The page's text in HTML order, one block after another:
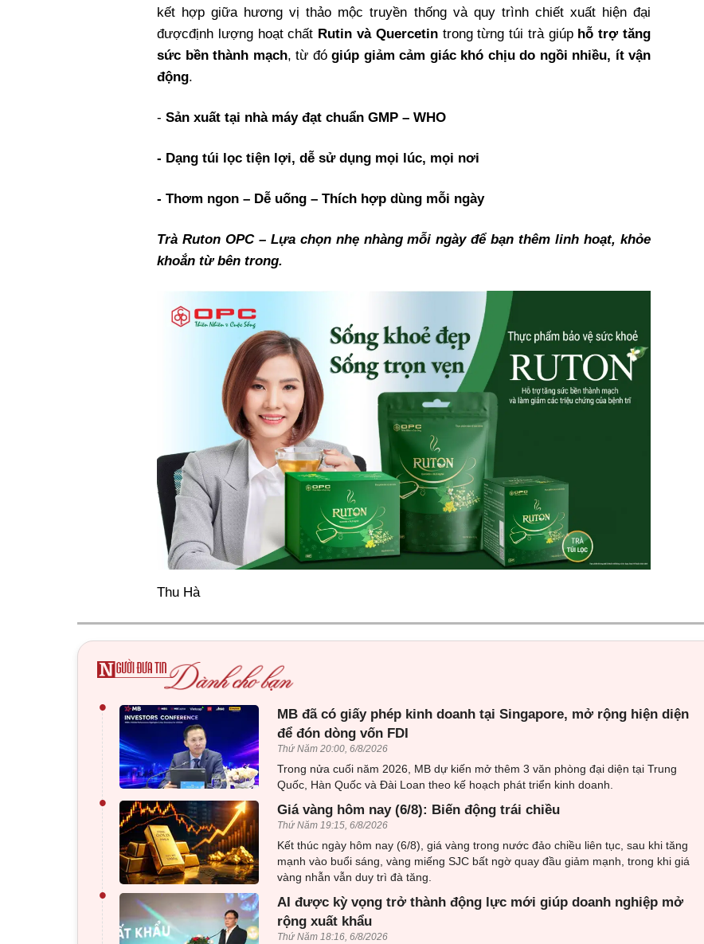
kết hợp giữa hương vị thảo mộc truyền thống và quy trình chiết xuất hiện đại
đượcđịnh lượng hoạt chất Rutin và Quercetintrong từng túi trà giúp hỗ trợ tăng
sức bền thành mạch, từ đó giúp giảm cảm giác khó chịu do ngồi nhiều, ít vận
động.
- Sản xuất tại nhà máy đạt chuẩn GMP – WHO
- Dạng túi lọc tiện lợi, dễ sử dụng mọi lúc, mọi nơi
- Thơm ngon – Dễ uống – Thích hợp dùng mỗi ngày
Trà Ruton OPC – Lựa chọn nhẹ nhàng mỗi ngày để bạn thêm linh hoạt, khỏe
khoắn từ bên trong.
Thu Hà
•
MB đã có giấy phép kinh doanh tại Singapore, mở rộng hiện diện
để đón dòng vốn FDI
Thứ Năm 20:00, 6/8/2026
Trong nửa cuối năm 2026, MB dự kiến mở thêm 3 văn phòng đại diện tại Trung
Quốc, Hàn Quốc và Đài Loan theo kế hoạch phát triển kinh doanh.
• Giá vàng hôm nay (6/8): Biến động trái chiều
Thứ Năm 19:15, 6/8/2026
Kết thúc ngày hôm nay (6/8), giá vàng trong nước đảo chiều liên tục, sau khi tăng
mạnh vào buổi sáng, vàng miếng SJC bất ngờ quay đầu giảm mạnh, trong khi giá
vàng nhẫn vẫn duy trì đà tăng.
•
AI được kỳ vọng trở thành động lực mới giúp doanh nghiệp mở
rộng xuất khẩu
Thứ Năm 18:16, 6/8/2026